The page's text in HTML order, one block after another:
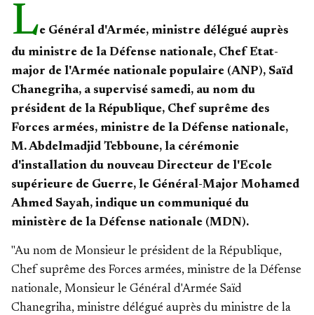
Le Général d'Armée, ministre délégué auprès
du ministre de la Défense nationale, Chef Etat-
major de l'Armée nationale populaire (ANP), Saïd
Chanegriha, a supervisé samedi, au nom du
président de la République, Chef suprême des
Forces armées, ministre de la Défense nationale,
M. Abdelmadjid Tebboune, la cérémonie
d'installation du nouveau Directeur de l'Ecole
supérieure de Guerre, le Général-Major Mohamed
Ahmed Sayah, indique un communiqué du
ministère de la Défense nationale (MDN).
"Au nom de Monsieur le président de la République,
Chef suprême des Forces armées, ministre de la Défense
nationale, Monsieur le Général d'Armée Saïd
Chanegriha, ministre délégué auprès du ministre de la